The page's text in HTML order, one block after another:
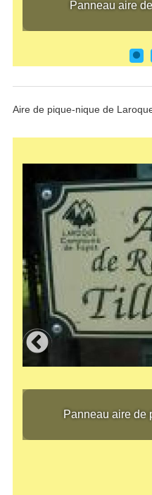
Panneau aire
Aire de pique-nique de
Panneau aire de pique
Panneau aire de